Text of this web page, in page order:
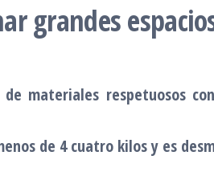
grandes
materiales respetuosos
de 4 cuatro kilos y es